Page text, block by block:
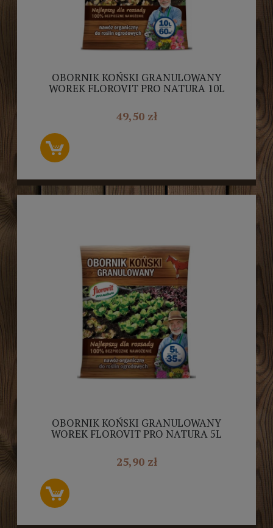
OBORNIK KOŃSKI GRANULOWANY
WOREK FLOROVIT PRO NATURA 10L
49,50 zł
OBORNIK KOŃSKI GRANULOWANY
WOREK FLOROVIT PRO NATURA 5L
25,90 zł